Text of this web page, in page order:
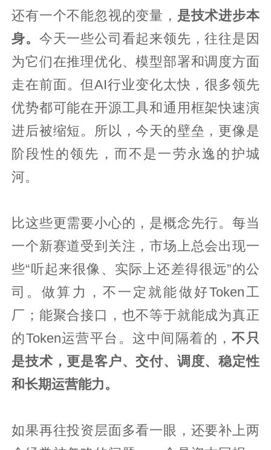
还有一个不能忽视的变量， 是技术进步本
身。 今天一些公司看起来领先，往往是因
为它们在推理优化、模型部署和调度方面
走在前面。但AI行业变化太快，很多领先
优势都可能在开源工具和通用框架快速演
进后被缩短。所以，今天的壁垒，更像是
阶段性的领先，而不是一劳永逸的护城
河。
比这些更需要小心的，是概念先行。每当
一个新赛道受到关注，市场上总会出现一
些“听起来很像、实际上还差得很远”的公
司。做算力，不一定就能做好Token工
厂；能聚合接口，也不等于就能成为真正
的Token运营平台。这中间隔着的，不只
是技术，更是客户、交付、调度、稳定性
和长期运营能力。
如果再往投资层面多看一眼，还要补上两